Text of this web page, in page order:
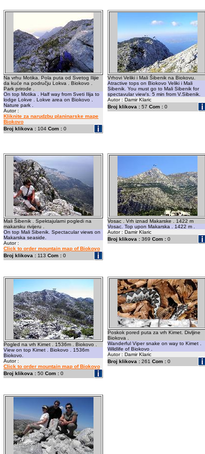
Na vrhu Motika. Pola puta od Svetog Ilijie
da kuće na području Lokva . Biokovo .
Park prirode .
On top Motika . Half way from Sveti Ilija to
lodge Lokve . Lokve area on Biokovo .
Nature park .
Autor :
Kliknite za narudzbu planinarske mape
Biokovo
Broj klikova : 104 Com : 0
Vrhovi Veliki i Mali Šibenik na Biokovu.
Atractive tops on Biokovo Veliki i Mali
Sibenik. You must go to Mali Sibenik for
spectavular view's. 5 min from V.Sibenik.
Autor : Damir Klaric
Broj klikova : 57 Com : 0
Mali Šibenik . Spektajularni pogledi na
makarsku rivijeru .
On top Mali Sibenik. Spectacular views on
Makarska seaside.
Autor :
Click to order mountain map of Biokovo
Broj klikova : 113 Com : 0
Vosac . Vrh iznad Makarske . 1422 m
Vosac. Top upon Makarska . 1422 m .
Autor : Damir Klaric
Broj klikova : 369 Com : 0
Pogled na vrh Kimet . 1536m . Biokovo .
View on top Kimet . Biokovo . 1536m
Biokovo.
Autor :
Click to order mountain map of Biokovo
Broj klikova : 50 Com : 0
Poskok pored puta za vrh Kimet. Divljine
Biokova .
Wanderful Viper snake on way to Kimet .
Wildlife of Biokovo .
Autor : Damir Klaric
Broj klikova : 261 Com : 0